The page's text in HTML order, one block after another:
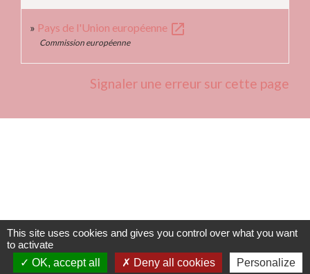
Pays de l'Union européenne open_in_new
Commission européenne
Signaler une erreur sur cette page
69820 Fleurie - FRANCE
This site uses cookies and gives you control over what you want
to activate
OK, accept all
Deny all cookies Personalize